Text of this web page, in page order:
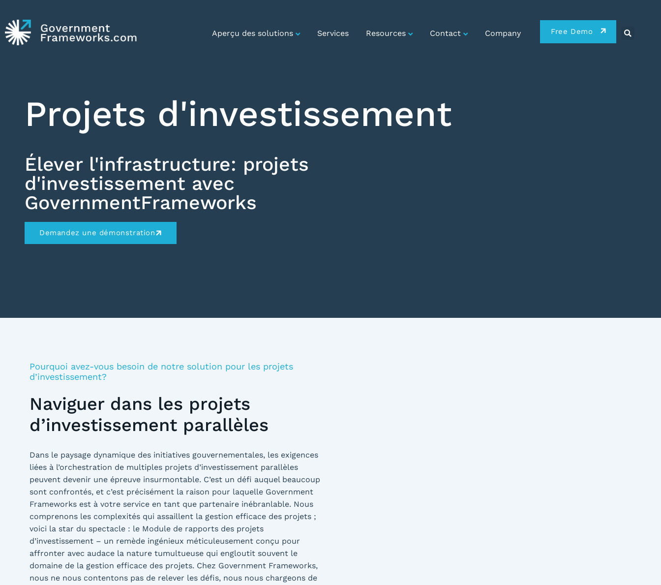
Aperçu des solutions Services Resources Contact Company Free Demo
Projets d'investissement
Élever l'infrastructure: projets
d'investissement avec
GovernmentFrameworks
Demandez une démonstration
Pourquoi avez-vous besoin de notre solution pour les projets
d’investissement?
Naviguer dans les projets
d’investissement parallèles
Dans le paysage dynamique des initiatives gouvernementales, les exigences
liées à l’orchestration de multiples projets d’investissement parallèles
peuvent devenir une épreuve insurmontable. C’est un défi auquel beaucoup
sont confrontés, et c’est précisément la raison pour laquelle Government
Frameworks est à votre service en tant que partenaire inébranlable. Nous
comprenons les complexités qui assaillent la gestion efficace des projets ;
voici la star du spectacle : le Module de rapports des projets
d’investissement – un remède ingénieux méticuleusement conçu pour
affronter avec audace la nature tumultueuse qui engloutit souvent le
domaine de la gestion efficace des projets. Chez Government Frameworks,
nous ne nous contentons pas de relever les défis, nous nous chargeons de